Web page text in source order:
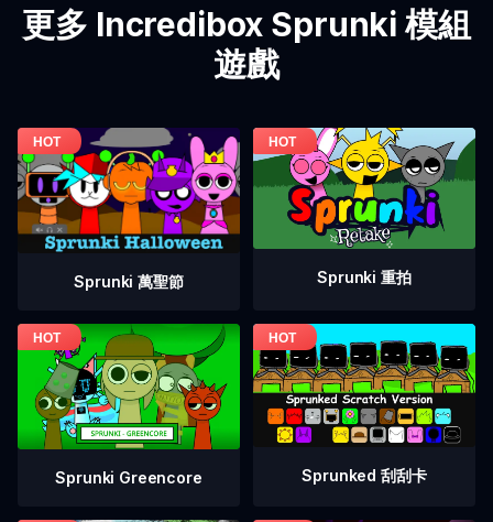
更多 Incredibox Sprunki 模組
遊戲
Sprunki 萬聖節 Sprunki 重拍
Sprunki Greencore Sprunked 刮刮卡